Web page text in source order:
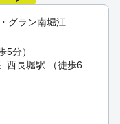
グラン南堀江
5分）
西長堀駅 （徒歩6